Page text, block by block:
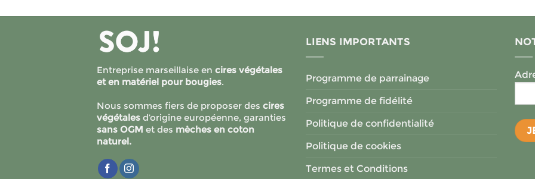
Entreprise marseillaise en cires végétales
et en matériel pour bougies.
Nous sommes fiers de proposer des cires
végétales d’origine européenne, garanties
sans OGM et des mèches en coton
naturel.
LIENS IMPORTANTS
Programme de parrainage
Programme de fidélité
Politique de confidentialité
Politique de cookies
Termes et Conditions